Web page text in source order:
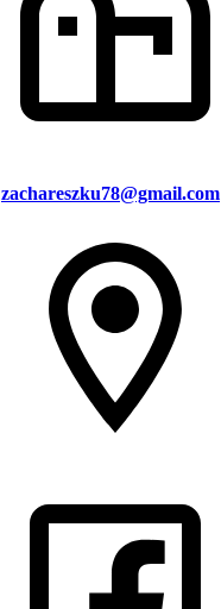
zachareszku78@gmail.com